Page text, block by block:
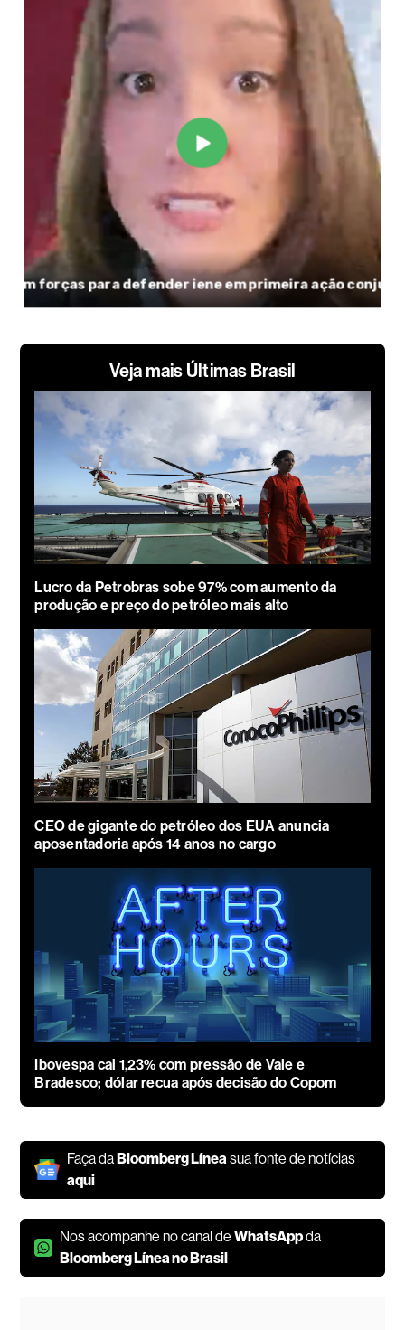
Veja mais Últimas Brasil
Lucro da Petrobras sobe 97% com aumento da
produção e preço do petróleo mais alto
CEO de gigante do petróleo dos EUA anuncia
aposentadoria após 14 anos no cargo
Ibovespa cai 1,23% com pressão de Vale e
Bradesco; dólar recua após decisão do Copom
Faça daBloomberg Línea sua fonte de notícias
aqui
Nos acompanhe no canal deWhatsAppda
Bloomberg Línea no Brasil